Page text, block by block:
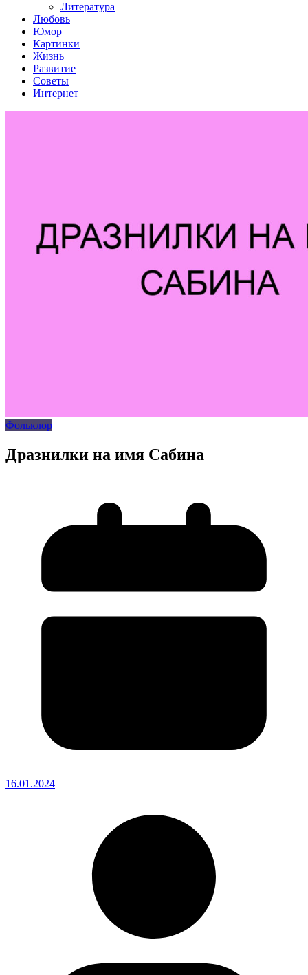
Литература
Любовь
Юмор
Картинки
Жизнь
Развитие
Советы
Интернет
Фольклор
Дразнилки на имя Сабина
16.01.2024